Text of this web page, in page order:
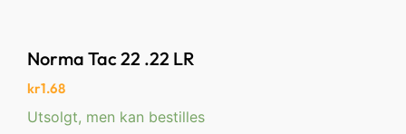
Norma Tac 22 .22 LR
kr1.68
Utsolgt, men kan bestilles